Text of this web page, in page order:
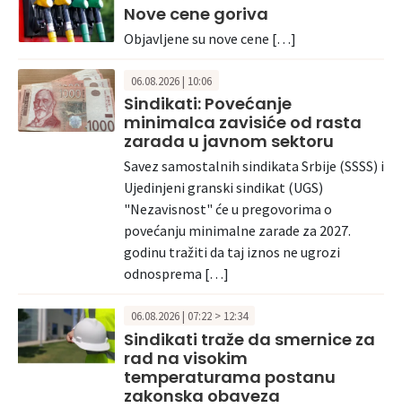
Nove cene goriva
Objavljene su nove cene […]
06.08.2026 | 10:06
Sindikati: Povećanje
minimalca zavisiće od rasta
zarada u javnom sektoru
Savez samostalnih sindikata Srbije (SSSS) i
Ujedinjeni granski sindikat (UGS)
"Nezavisnost" će u pregovorima o
povećanju minimalne zarade za 2027.
godinu tražiti da taj iznos ne ugrozi
odnosprema […]
06.08.2026 | 07:22 > 12:34
Sindikati traže da smernice za
rad na visokim
temperaturama postanu
zakonska obaveza